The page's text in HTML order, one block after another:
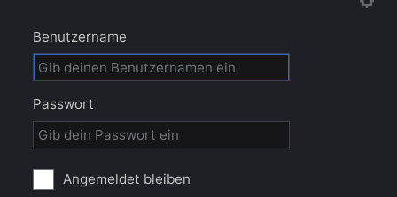
Benutzername
Passwort
Angemeldet bleiben